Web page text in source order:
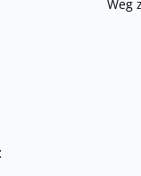
Weg